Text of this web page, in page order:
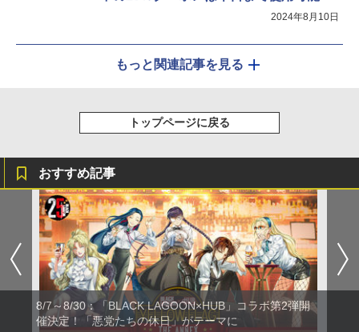
2024年8月10日
もっと関連記事を見る
トップページに戻る
おすすめ記事
8/7～8/30：「BLACK LAGOON×HUB」コラボ第2弾開
催決定！「悪党たちの休日」がテーマに